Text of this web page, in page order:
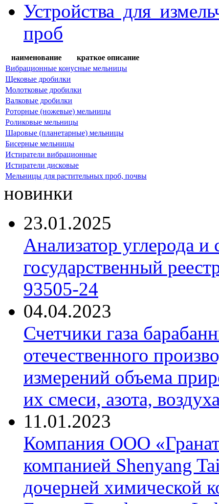
Устройства для
проб
наименование
краткое описание
Вибрационные конусные мельницы
Щековые дробилки
Молотковые дробилки
Валковые дробилки
Роторные (ножевые) мельницы
Роликовые мельницы
Шаровые (планетарные) мельницы
Бисерные мельницы
Истиратели вибрационные
Истиратели дисковые
Мельницы для растительных проб, почвы
новинки
23.01.2025
Анализатор углерода
государственный
93505-24
04.04.2023
Счетчики газа
отечественного
измерений объема
их смеси, азота,
11.01.2023
Компания ООО
компанией Shenyang
дочерней химической